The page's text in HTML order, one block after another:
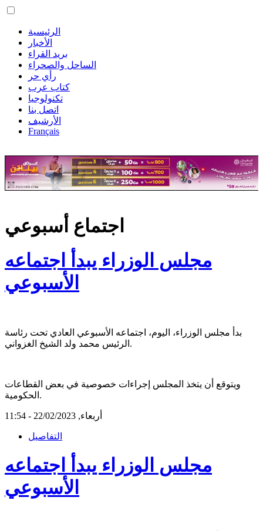
الرئيسية
الأخبار
بريد القراء
الساحل والصحراء
رأي حر
كتاب عرب
تكنولوجيا
اتصل بنا
الأرشيف
Français
اجتماع أسبوعي
مجلس الوزراء يبدأ اجتماعه
الأسبوعي
بدأ مجلس الوزراء، اليوم، اجتماعه الأسبوعي العادي تحت رئاسة
الرئيس محمد ولد الشيخ الغزواني.
ويتوقع أن يتخذ المجلس إجراءات خصوصية في بعض القطاعات
الحكومية.
أربعاء, 22/02/2023 - 11:54
التفاصيل
مجلس الوزراء يبدأ اجتماعه
الأسبوعي